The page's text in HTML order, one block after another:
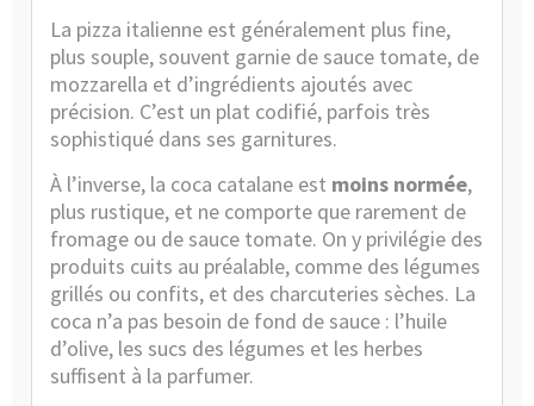
La pizza italienne est généralement plus fine,
plus souple, souvent garnie de sauce tomate, de
mozzarella et d’ingrédients ajoutés avec
précision. C’est un plat codifié, parfois très
sophistiqué dans ses garnitures.
À l’inverse, la coca catalane est moins normée,
plus rustique, et ne comporte que rarement de
fromage ou de sauce tomate. On y privilégie des
produits cuits au préalable, comme des légumes
grillés ou confits, et des charcuteries sèches. La
coca n’a pas besoin de fond de sauce : l’huile
d’olive, les sucs des légumes et les herbes
suffisent à la parfumer.